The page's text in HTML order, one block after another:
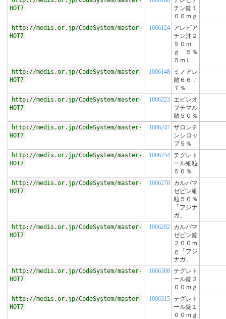
HOT7
チン錠１
００ｍｇ
http://medis.or.jp/CodeSystem/master-
HOT7
1006124 アレビア
チン注２
５０ｍ
ｇ ５％
５ｍＬ
http://medis.or.jp/CodeSystem/master-
HOT7
1006148
ミノアレ
散６６．
７％
http://medis.or.jp/CodeSystem/master-
HOT7
1006223 エピレオ
プチマル
散５０％
http://medis.or.jp/CodeSystem/master-
HOT7
1006247 ザロンチ
ンシロッ
プ５％
http://medis.or.jp/CodeSystem/master-
HOT7
1006254 テグレト
ール細粒
５０％
http://medis.or.jp/CodeSystem/master-
HOT7
1006278 カルバマ
ゼピン細
粒５０％
「フジナ
ガ」
http://medis.or.jp/CodeSystem/master-
HOT7
1006292 カルバマ
ゼピン錠
２００ｍ
ｇ「フジ
ナガ」
http://medis.or.jp/CodeSystem/master-
HOT7
1006308 テグレト
ール錠２
００ｍｇ
http://medis.or.jp/CodeSystem/master-
HOT7
1006315 テグレト
ール錠１
００ｍｇ